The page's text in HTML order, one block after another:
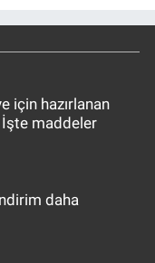
için hazırlanan
maddeler
daha